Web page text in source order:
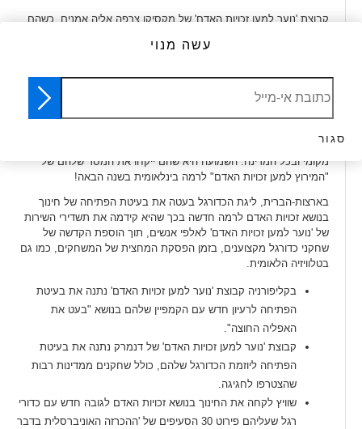
קבוצת 'נוער למען זכויות האדם' של מקסיקו צרפה אליה אמנים, כשהם
זכויות האדם על שני גלגלים, פשוטו כמשמעו. כן, הם רכבו על אופניים
סביב האי והציגו את הנושא בפני נציגים מכובדים, מנהיגים, מחנכים וגם
לאנשים שפגשו בדרך – צעירים וגם מבוגרים!
השתתפו במירוץ מכוניות וקידמו את המסר של זכויות האדם במדיה באופן
מקומי ובכל המדינה. השמועה היא שהם ייקחו את המסר שלהם של
"המירוץ למען זכויות האדם" לרמה בינלאומית בשנה הבאה!
בארצות-הברית, ליגת הכדורגל בעטה את בעיטת הפתיחה של חינוך
בנושא זכויות האדם לרמה חדשה בכך שהיא קידמה את תשדירי השירות
של 'נוער למען זכויות האדם' לאלפי אנשים, תוך הוספת הקדשה של
שחקני כדורגל מקצוענים, בזמן הפסקת המחצית של המשחקים, כמו גם
בטלוויזיה הלאומית.
בקליפורניה קבוצת 'נוער למען זכויות האדם' נתנה את בעיטת
הפתיחה לרעיון חדש עם הקמפיין שלהם בנושא "בעט את
האפליה החוצה".
קבוצת 'נוער למען זכויות האדם' של דנמרק נתנה את בעיטת
הפתיחה ליוזמת הכדורגל שלהם, כולל שחקנים ממדינות רבות
שהצטרפו לחגיגה.
שוויץ לקחה את החינוך בנושא זכויות האדם לגובה חדש עם כדורי
רגל שעליהם פירוט 30 הסעיפים של 'ההכרזה האוניברסלית בדבר
עשה מנוי
סגור